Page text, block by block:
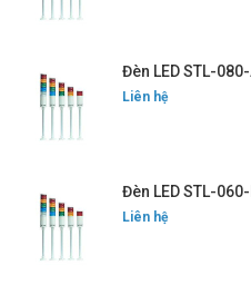
Đèn LED STL-
Liên hệ
Đèn LED STL-
Liên hệ